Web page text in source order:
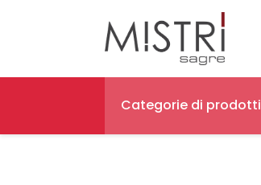
Categorie di prodotti